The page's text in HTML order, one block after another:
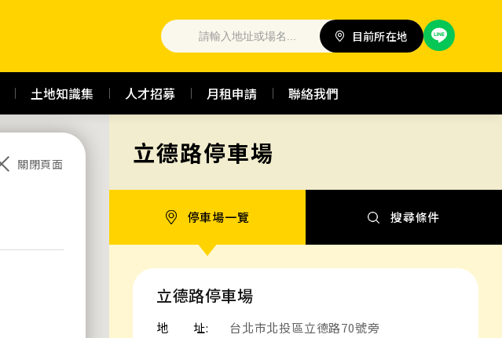
目前所在地
土地知識集 人才招募 月租申請 聯絡我們
關閉頁面 立德路停車場
停車場一覽 搜尋條件
立德路停車場
地 址:
台北市北投區立德路70號旁